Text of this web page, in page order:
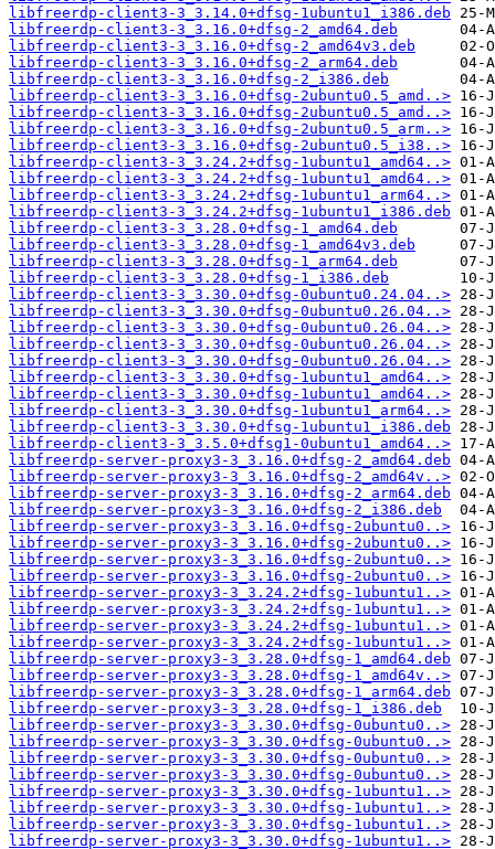
libfreerdp-client3-3_3.14.0+dfsg-1ubuntu1_i386.deb
libfreerdp-client3-3_3.16.0+dfsg-2_amd64.deb
libfreerdp-client3-3_3.16.0+dfsg-2_amd64v3.deb
libfreerdp-client3-3_3.16.0+dfsg-2_arm64.deb
libfreerdp-client3-3_3.16.0+dfsg-2_i386.deb
libfreerdp-client3-3_3.16.0+dfsg-2ubuntu0.5_amd..>
libfreerdp-client3-3_3.16.0+dfsg-2ubuntu0.5_amd..>
libfreerdp-client3-3_3.16.0+dfsg-2ubuntu0.5_arm..>
libfreerdp-client3-3_3.16.0+dfsg-2ubuntu0.5_i38..>
libfreerdp-client3-3_3.24.2+dfsg-1ubuntu1_amd64..>
libfreerdp-client3-3_3.24.2+dfsg-1ubuntu1_amd64..>
libfreerdp-client3-3_3.24.2+dfsg-1ubuntu1_arm64..>
libfreerdp-client3-3_3.24.2+dfsg-1ubuntu1_i386.deb
libfreerdp-client3-3_3.28.0+dfsg-1_amd64.deb
libfreerdp-client3-3_3.28.0+dfsg-1_amd64v3.deb
libfreerdp-client3-3_3.28.0+dfsg-1_arm64.deb
libfreerdp-client3-3_3.28.0+dfsg-1_i386.deb
libfreerdp-client3-3_3.30.0+dfsg-0ubuntu0.24.04..>
libfreerdp-client3-3_3.30.0+dfsg-0ubuntu0.26.04..>
libfreerdp-client3-3_3.30.0+dfsg-0ubuntu0.26.04..>
libfreerdp-client3-3_3.30.0+dfsg-0ubuntu0.26.04..>
libfreerdp-client3-3_3.30.0+dfsg-0ubuntu0.26.04..>
libfreerdp-client3-3_3.30.0+dfsg-1ubuntu1_amd64..>
libfreerdp-client3-3_3.30.0+dfsg-1ubuntu1_amd64..>
libfreerdp-client3-3_3.30.0+dfsg-1ubuntu1_arm64..>
libfreerdp-client3-3_3.30.0+dfsg-1ubuntu1_i386.deb
libfreerdp-client3-3_3.5.0+dfsg1-0ubuntu1_amd64..>
libfreerdp-server-proxy3-3_3.16.0+dfsg-2_amd64.deb
libfreerdp-server-proxy3-3_3.16.0+dfsg-2_amd64v..>
libfreerdp-server-proxy3-3_3.16.0+dfsg-2_arm64.deb
libfreerdp-server-proxy3-3_3.16.0+dfsg-2_i386.deb
libfreerdp-server-proxy3-3_3.16.0+dfsg-2ubuntu0..>
libfreerdp-server-proxy3-3_3.16.0+dfsg-2ubuntu0..>
libfreerdp-server-proxy3-3_3.16.0+dfsg-2ubuntu0..>
libfreerdp-server-proxy3-3_3.16.0+dfsg-2ubuntu0..>
libfreerdp-server-proxy3-3_3.24.2+dfsg-1ubuntu1..>
libfreerdp-server-proxy3-3_3.24.2+dfsg-1ubuntu1..>
libfreerdp-server-proxy3-3_3.24.2+dfsg-1ubuntu1..>
libfreerdp-server-proxy3-3_3.24.2+dfsg-1ubuntu1..>
libfreerdp-server-proxy3-3_3.28.0+dfsg-1_amd64.deb
libfreerdp-server-proxy3-3_3.28.0+dfsg-1_amd64v..>
libfreerdp-server-proxy3-3_3.28.0+dfsg-1_arm64.deb
libfreerdp-server-proxy3-3_3.28.0+dfsg-1_i386.deb
libfreerdp-server-proxy3-3_3.30.0+dfsg-0ubuntu0..>
libfreerdp-server-proxy3-3_3.30.0+dfsg-0ubuntu0..>
libfreerdp-server-proxy3-3_3.30.0+dfsg-0ubuntu0..>
libfreerdp-server-proxy3-3_3.30.0+dfsg-0ubuntu0..>
libfreerdp-server-proxy3-3_3.30.0+dfsg-1ubuntu1..>
libfreerdp-server-proxy3-3_3.30.0+dfsg-1ubuntu1..>
libfreerdp-server-proxy3-3_3.30.0+dfsg-1ubuntu1..>
libfreerdp-server-proxy3-3_3.30.0+dfsg-1ubuntu1..>